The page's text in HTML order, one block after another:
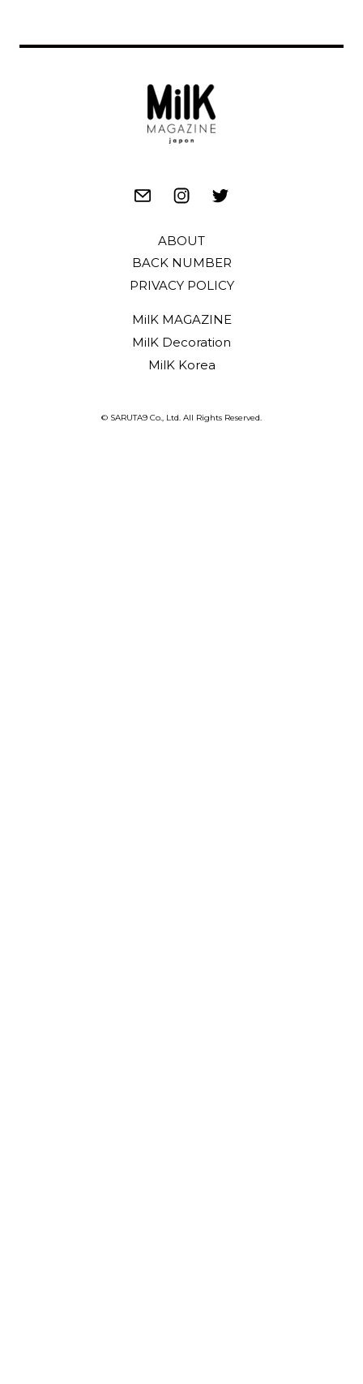
ABOUT
BACK NUMBER
PRIVACY POLICY
MilK MAGAZINE
MilK Decoration
MilK Korea
© SARUTA9 Co., Ltd. All Rights Reserved.